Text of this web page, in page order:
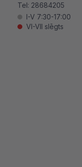
Tel: 28684205
I-V 7:30-17:00
VI-VII slēgts